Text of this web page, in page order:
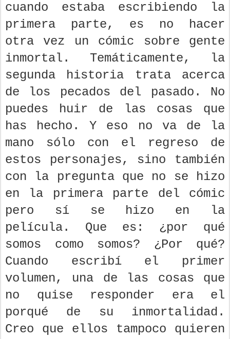
cuando estaba escribiendo la
primera parte, es no hacer
otra vez un cómic sobre gente
inmortal. Temáticamente, la
segunda historia trata acerca
de los pecados del pasado. No
puedes huir de las cosas que
has hecho. Y eso no va de la
mano sólo con el regreso de
estos personajes, sino también
con la pregunta que no se hizo
en la primera parte del cómic
pero sí se hizo en la
película. Que es: ¿por qué
somos como somos? ¿Por qué?
Cuando escribí el primer
volumen, una de las cosas que
no quise responder era el
porqué de su inmortalidad.
Creo que ellos tampoco quieren